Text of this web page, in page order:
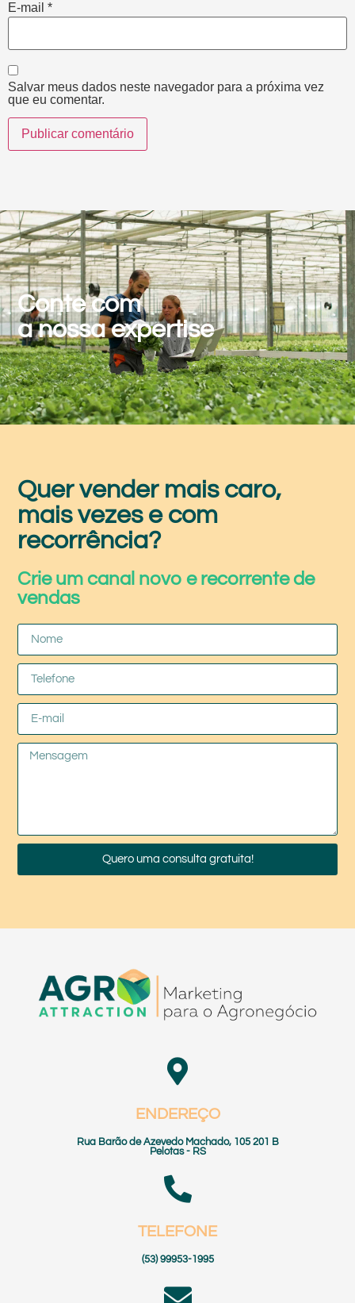
E-mail *
Salvar meus dados neste navegador para a próxima vez
que eu comentar.
Conte com
a nossa expertise
Quer vender mais caro,
mais vezes e com
recorrência?
Crie um canal novo e recorrente de
vendas
Quero uma consulta gratuita!
ENDEREÇO
Rua Barão de Azevedo Machado, 105 201 B
Pelotas - RS
TELEFONE
(53) 99953-1995